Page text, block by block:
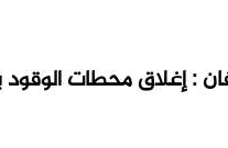
: إغلاق محطات الوقود